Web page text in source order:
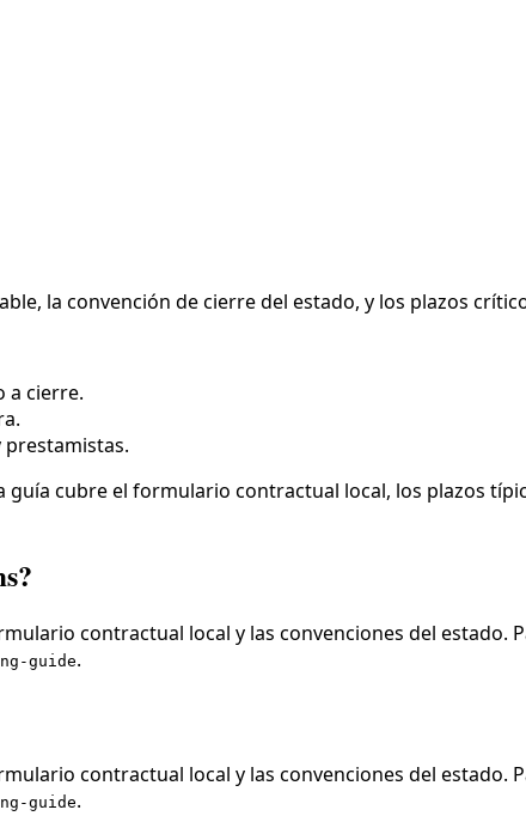
la convención de cierre del estado, y los plazos
a cierre.
prestamistas.
cubre el formulario contractual local, los plazos
contractual local y las convenciones del estado.
guide.
contractual local y las convenciones del estado.
guide.